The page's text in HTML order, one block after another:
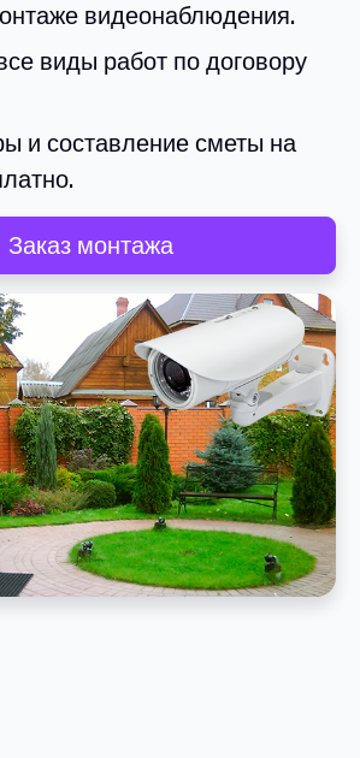
видеонаблюдения.
виды работ по договору
и составление сметы на
Заказ монтажа